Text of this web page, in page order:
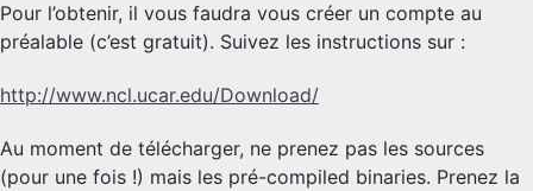
Pour l’obtenir, il vous faudra vous créer un compte au
préalable (c’est gratuit). Suivez les instructions sur :
http://www.ncl.ucar.edu/Download/
Au moment de télécharger, ne prenez pas les sources
(pour une fois !) mais les pré-compiled binaries. Prenez la